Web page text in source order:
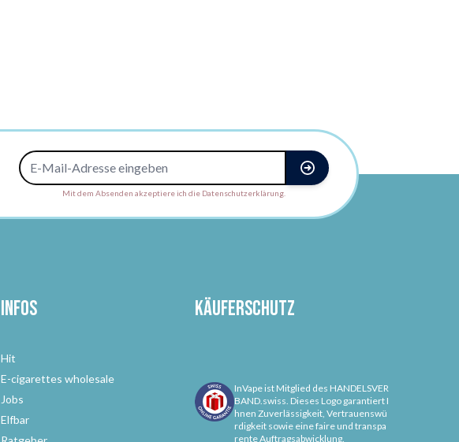
E-Mail-Adresse
Mit dem Absenden akzeptiere ich die Datenschutzerklärung.
Infos
Hit
E-cigarettes wholesale
Jobs
Elfbar
Käuferschutz
InVape ist Mitglied des HANDELSVER
BAND.swiss. Dieses Logo garantiert I
hnen Zuverlässigkeit, Vertrauenswü
rdigkeit sowie eine faire und transpa
rente Auftragsabwicklung.